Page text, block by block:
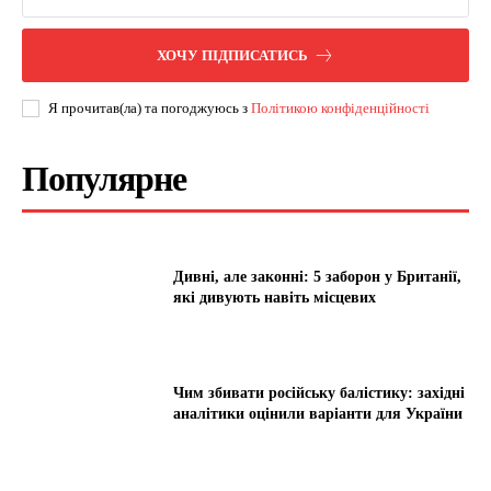
ХОЧУ ПІДПИСАТИСЬ
Я прочитав(ла) та погоджуюсь з Політикою конфіденційності
Популярне
Дивні, але законні: 5 заборон у Британії,
які дивують навіть місцевих
Чим збивати російську балістику: західні
аналітики оцінили варіанти для України